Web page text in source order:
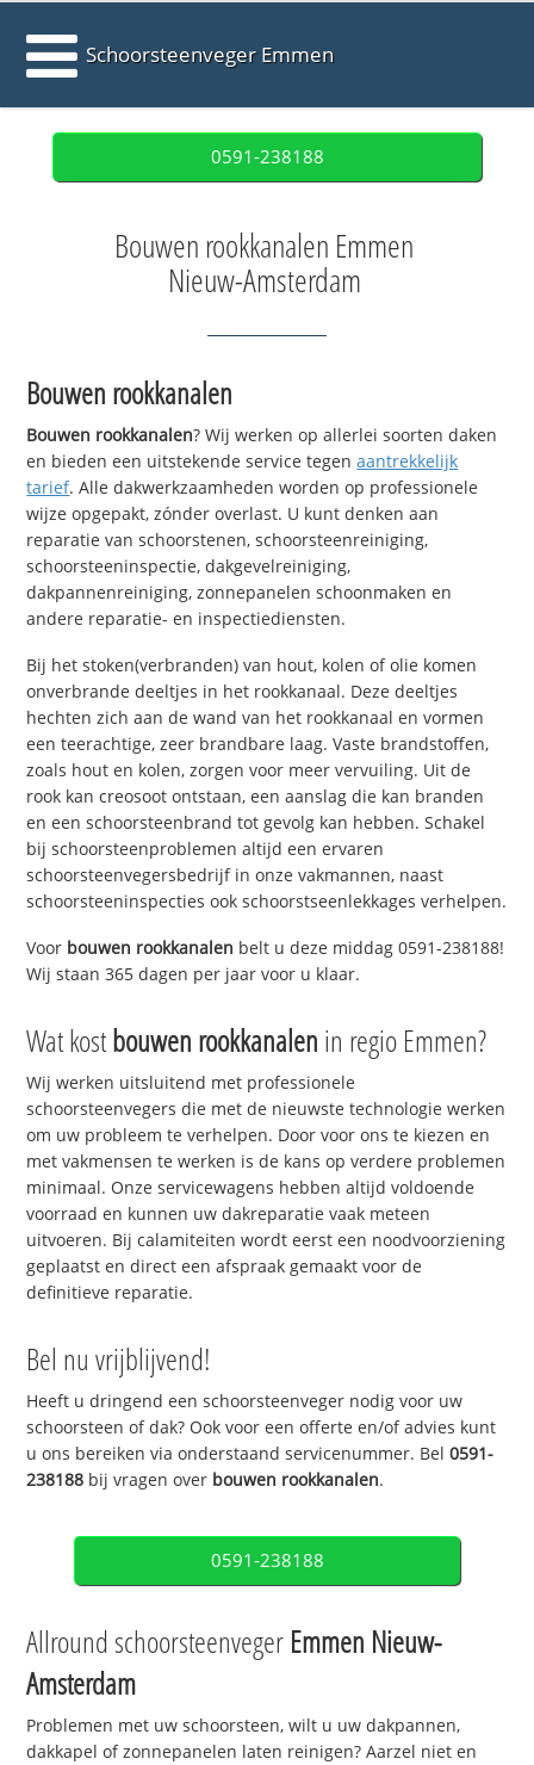
Schoorsteenveger Emmen
0591-238188
Bouwen rookkanalen Emmen
Nieuw-Amsterdam
Bouwen rookkanalen
Bouwen rookkanalen? Wij werken op allerlei soorten daken
en bieden een uitstekende service tegenaantrekkelijk
tarief. Alle dakwerkzaamheden worden op professionele
wijze opgepakt, zónder overlast. U kunt denken aan
reparatie van schoorstenen, schoorsteenreiniging,
schoorsteeninspectie, dakgevelreiniging,
dakpannenreiniging, zonnepanelen schoonmaken en
andere reparatie- en inspectiediensten.
Bij het stoken(verbranden) van hout, kolen of olie komen
onverbrande deeltjes in het rookkanaal. Deze deeltjes
hechten zich aan de wand van het rookkanaal en vormen
een teerachtige, zeer brandbare laag. Vaste brandstoffen,
zoals hout en kolen, zorgen voor meer vervuiling. Uit de
rook kan creosoot ontstaan, een aanslag die kan branden
en een schoorsteenbrand tot gevolg kan hebben. Schakel
bij schoorsteenproblemen altijd een ervaren
schoorsteenvegersbedrijf in onze vakmannen, naast
schoorsteeninspecties ook schoorstseenlekkages verhelpen.
Voor bouwen rookkanalen belt u deze middag 0591-238188!
Wij staan 365 dagen per jaar voor u klaar.
Wat kostbouwen rookkanalen in regio Emmen?
Wij werken uitsluitend met professionele
schoorsteenvegers die met de nieuwste technologie werken
om uw probleem te verhelpen. Door voor ons te kiezen en
met vakmensen te werken is de kans op verdere problemen
minimaal. Onze servicewagens hebben altijd voldoende
voorraad en kunnen uw dakreparatie vaak meteen
uitvoeren. Bij calamiteiten wordt eerst een noodvoorziening
geplaatst en direct een afspraak gemaakt voor de
definitieve reparatie.
Bel nu vrijblijvend!
Heeft u dringend een schoorsteenveger nodig voor uw
schoorsteen of dak? Ook voor een offerte en/of advies kunt
u ons bereiken via onderstaand servicenummer. Bel0591-
238188 bij vragen over bouwen rookkanalen.
0591-238188
Allround schoorsteenveger Emmen Nieuw-
Amsterdam
Problemen met uw schoorsteen, wilt u uw dakpannen,
dakkapel of zonnepanelen laten reinigen? Aarzel niet en